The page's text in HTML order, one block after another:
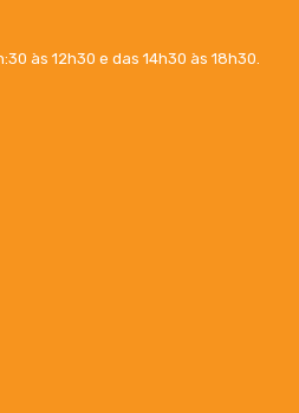
às 12h30 e das 14h30 às 18h30.